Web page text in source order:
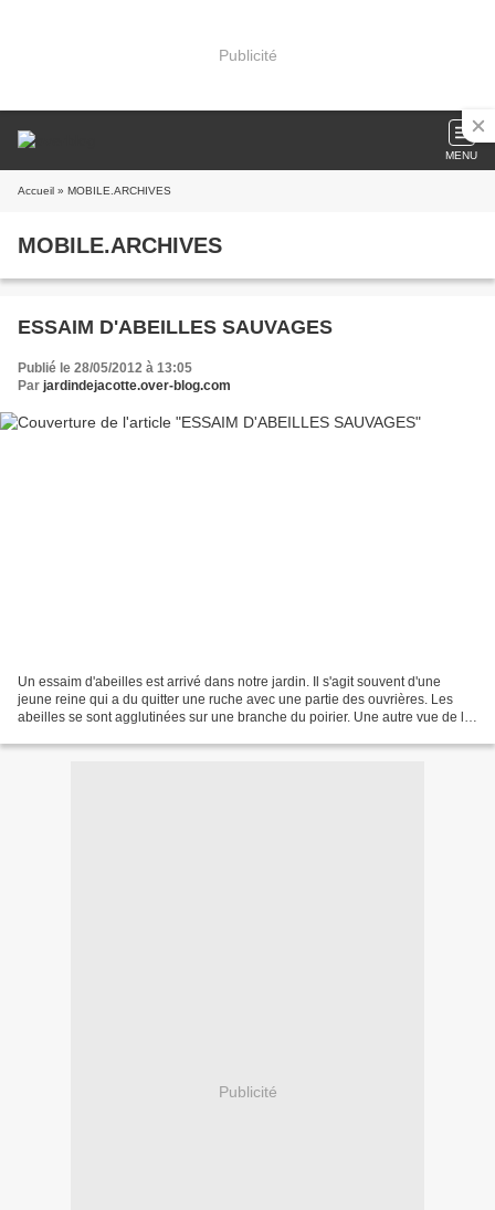
Publicité
MENU
Accueil » MOBILE.ARCHIVES
MOBILE.ARCHIVES
ESSAIM D'ABEILLES SAUVAGES
Publié le 28/05/2012 à 13:05
Par jardindejacotte.over-blog.com
Un essaim d'abeilles est arrivé dans notre jardin. Il s'agit souvent d'une
jeune reine qui a du quitter une ruche avec une partie des ouvrières. Les
abeilles se sont agglutinées sur une branche du poirier. Une autre vue de la
Publicité